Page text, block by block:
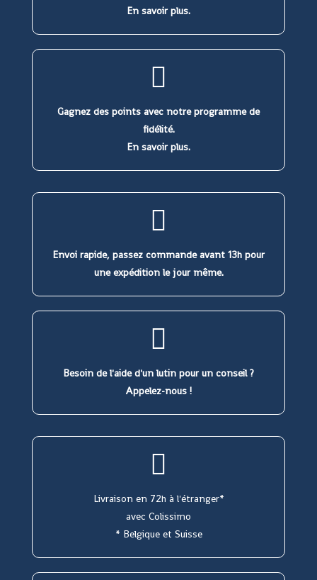
En savoir plus.
Gagnez des points avec notre programme de
fidélité.
En savoir plus.
Envoi rapide, passez commande avant 13h pour
une expédition le jour même.
Besoin de l'aide d'un lutin pour un conseil ?
Appelez-nous !
Livraison en 72h à l'étranger*
avec Colissimo
* Belgique et Suisse